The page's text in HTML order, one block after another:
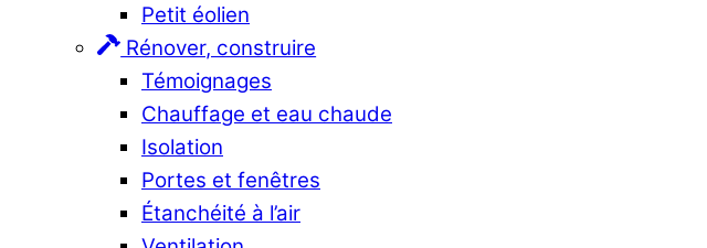
Petit éolien
Rénover, construire
Témoignages
Chauffage et eau chaude
Isolation
Portes et fenêtres
Étanchéité à l’air